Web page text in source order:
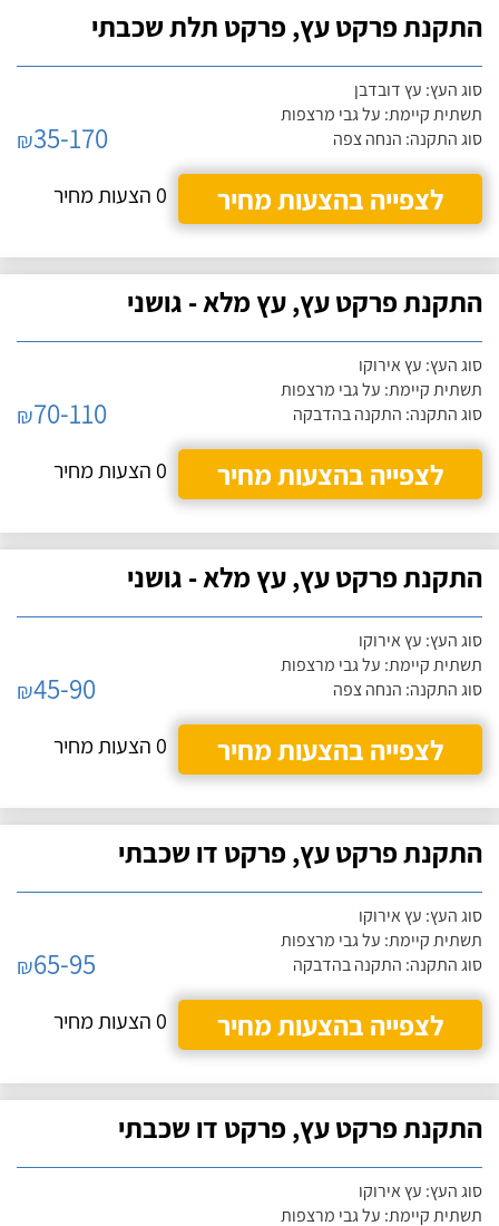
התקנת פרקט עץ, פרקט תלת שכבתי
סוג העץ: עץ דובדבן
תשתית קיימת: על גבי מרצפות
סוג התקנה: הנחה צפה
₪35-170
לצפייה בהצעות מחיר
0 הצעות מחיר
התקנת פרקט עץ, עץ מלא - גושני
סוג העץ: עץ אירוקו
תשתית קיימת: על גבי מרצפות
סוג התקנה: התקנה בהדבקה
₪70-110
לצפייה בהצעות מחיר
0 הצעות מחיר
התקנת פרקט עץ, עץ מלא - גושני
סוג העץ: עץ אירוקו
תשתית קיימת: על גבי מרצפות
סוג התקנה: הנחה צפה
₪45-90
לצפייה בהצעות מחיר
0 הצעות מחיר
התקנת פרקט עץ, פרקט דו שכבתי
סוג העץ: עץ אירוקו
תשתית קיימת: על גבי מרצפות
סוג התקנה: התקנה בהדבקה
₪65-95
לצפייה בהצעות מחיר
0 הצעות מחיר
התקנת פרקט עץ, פרקט דו שכבתי
סוג העץ: עץ אירוקו
תשתית קיימת: על גבי מרצפות